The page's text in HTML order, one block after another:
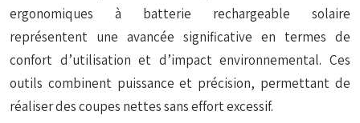
ergonomiques à batterie rechargeable solaire
représentent une avancée significative en termes de
confort d’utilisation et d’impact environnemental. Ces
outils combinent puissance et précision, permettant de
réaliser des coupes nettes sans effort excessif.